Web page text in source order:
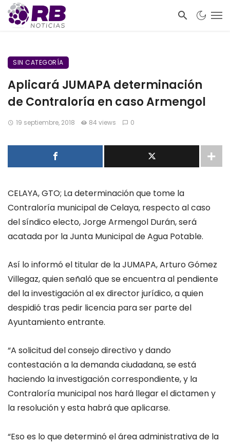
SIN CATEGORÍA
Aplicará JUMAPA determinación
de Contraloría en caso Armengol
19 septiembre, 2018 84 views 0
CELAYA, GTO; La determinación que tome la
Contraloría municipal de Celaya, respecto al caso
del síndico electo, Jorge Armengol Durán, será
acatada por la Junta Municipal de Agua Potable.
Así lo informó el titular de la JUMAPA, Arturo Gómez
Villegaz, quien señaló que se encuentra al pendiente
del la investigación al ex director jurídico, a quien
despidió tras pedir licencia para ser parte del
Ayuntamiento entrante.
“A solicitud del consejo directivo y dando
contestación a la demanda ciudadana, se está
haciendo la investigación correspondiente, y la
Contraloría municipal nos hará llegar el dictamen y
la resolución y esta habrá que aplicarse.
“Eso es lo que determinó el área administrativa de la